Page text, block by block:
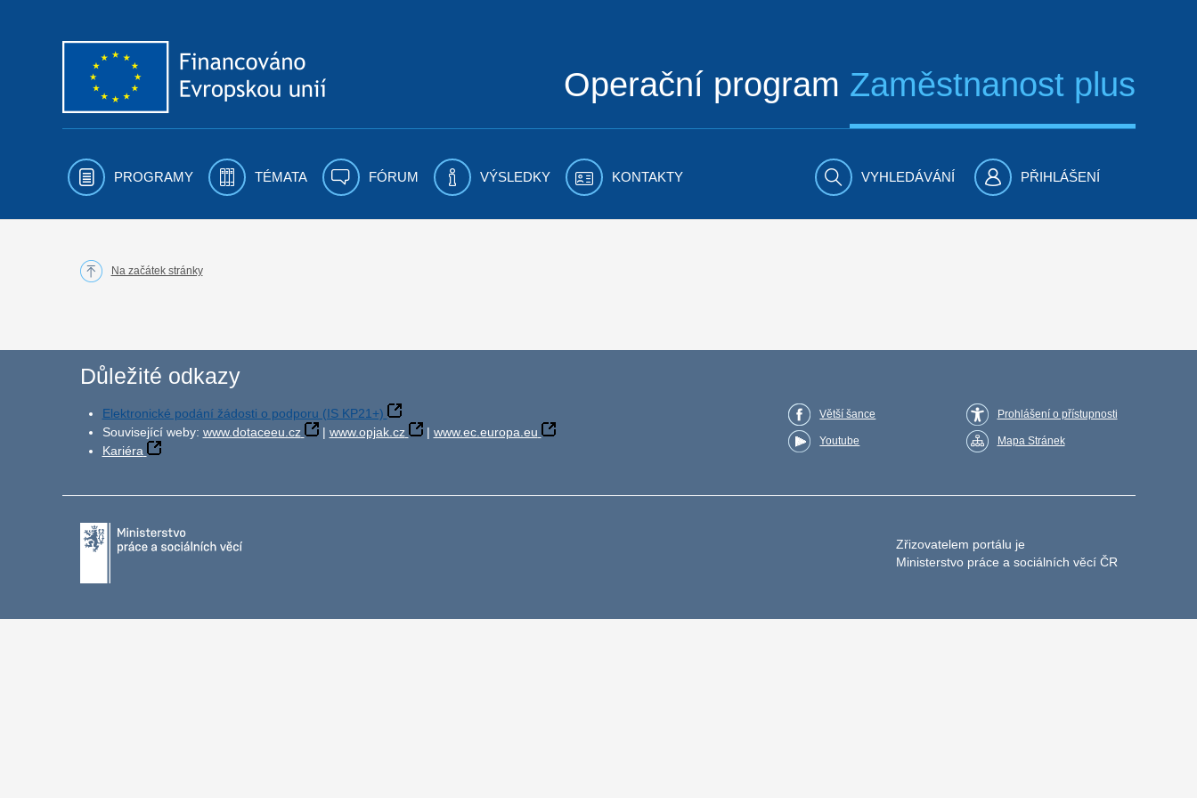
Operační program Zaměstnanost plus
PROGRAMY TÉMATA FÓRUM VÝSLEDKY KONTAKTY VYHLEDÁVÁNÍ PŘIHLÁŠENÍ
Na začátek stránky
Důležité odkazy
Elektronické podání žádosti o podporu (IS KP21+)
Související weby: www.dotaceeu.cz | www.opjak.cz | www.ec.europa.eu
Kariéra
Větší šance
Youtube
Prohlášení o přístupnosti
Mapa Stránek
Zřizovatelem portálu je
Ministerstvo práce a sociálních věcí ČR